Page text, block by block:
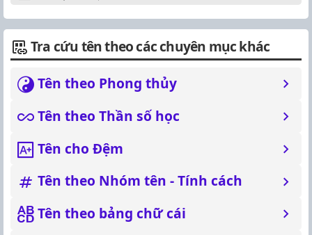
Tra cứu tên theo các chuyên mục khác
Tên theo Phong thủy
Tên theo Thần số học
Tên cho Đệm
Tên theo Nhóm tên - Tính cách
Tên theo bảng chữ cái